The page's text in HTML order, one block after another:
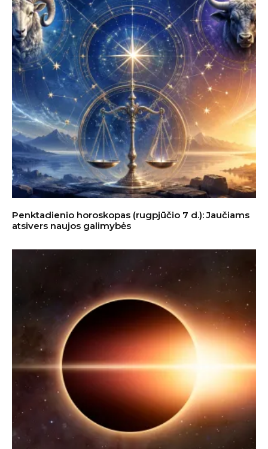
Penktadienio horoskopas (rugpjūčio 7 d.): Jaučiams
atsivers naujos galimybės